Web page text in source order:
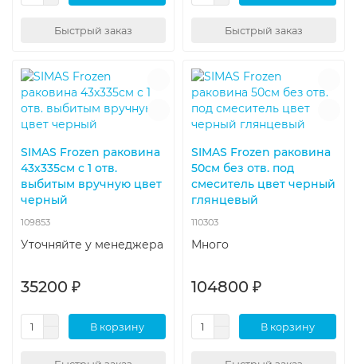
Быстрый заказ Быстрый заказ
SIMAS Frozen раковина
43х335см с 1 отв.
выбитым вручную цвет
черный
109853
Уточняйте у менеджера
35200 ₽
В корзину
SIMAS Frozen раковина
50см без отв. под
смеситель цвет черный
глянцевый
110303
Много
104800 ₽
В корзину